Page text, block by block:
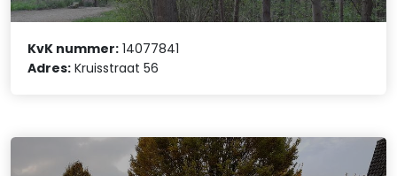
KvK nummer: 14077841
Adres: Kruisstraat 56